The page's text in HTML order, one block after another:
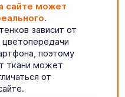
сайте может
.
зависит от
цветопередачи
поэтому
ткани может
от